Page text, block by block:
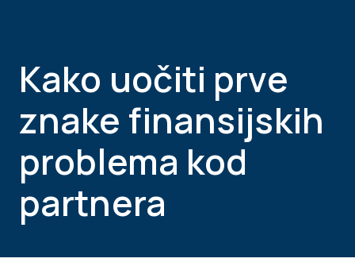
Kako uočiti prve
znake finansijskih
problema kod
partnera